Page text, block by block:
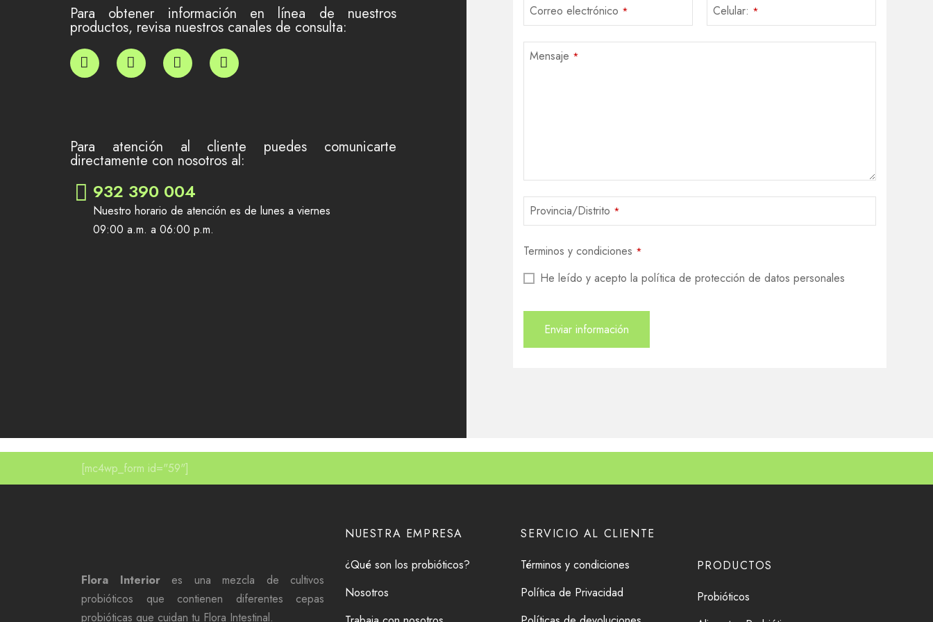
Para obtener información en línea de nuestros
productos, revisa nuestros canales de consulta:
Para atención al cliente puedes comunicarte
directamente con nosotros al:
932 390 004
Nuestro horario de atención es de lunes a viernes
09:00 a.m. a 06:00 p.m.
Correo electrónico * Celular: *
Mensaje *
Provincia/Distrito *
Terminos y condiciones *
He leído y acepto la política de protección de datos personales
Enviar información
[mc4wp_form id="59"]
Flora Interiores una mezcla de cultivos
probióticos que contienen diferentes cepas
probióticas que cuidan tu Flora Intestinal.
NUESTRA EMPRESA
¿Qué son los probióticos?
Nosotros
SERVICIO AL CLIENTE
Términos y condiciones
Política de Privacidad
PRODUCTOS
Probióticos